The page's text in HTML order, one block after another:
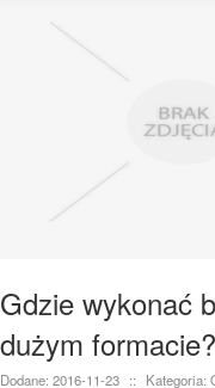
Gdzie wykonać
dużym formacie?
Dodane: 2016-11-23 ::
Kategoria: